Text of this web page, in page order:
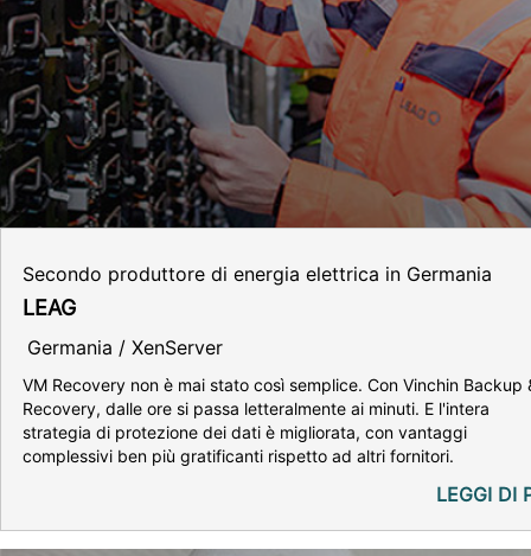
Secondo produttore di energia elettrica in Germania
LEAG
Germania / XenServer
VM Recovery non è mai stato così semplice. Con Vinchin Backup
Recovery, dalle ore si passa letteralmente ai minuti. E l'intera
strategia di protezione dei dati è migliorata, con vantaggi
complessivi ben più gratificanti rispetto ad altri fornitori.
LEGGI DI